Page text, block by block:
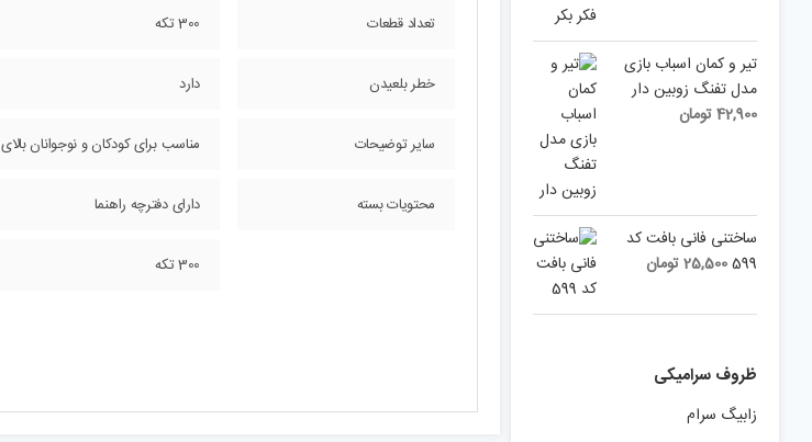
تعداد قطعات 300 تکه
خطر بلعیدن دارد
سایر توضیحات مناسب برای کودکان و نوجوانان بالای 4 سال
محتویات بسته دارای دفترچه راهنما
300 تکه
تیر و کمان اسباب بازی
مدل تفنگ زوبین دار
42,900تومان
ساختنی فانی بافت کد
599
25,500تومان
ظروف سرامیکی
زابیگ سرام